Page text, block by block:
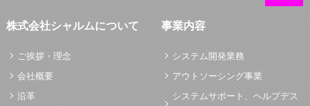
株式会社シャルムについて
ご挨拶・理念
会社概要
沿革
事業内容
システム開発業務
アウトソーシング事業
システムサポート、ヘルプデス